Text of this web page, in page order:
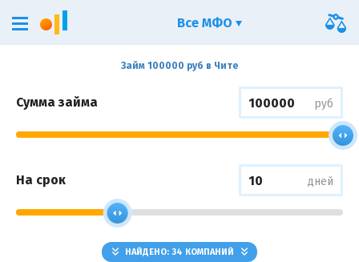
Займ 100000 руб в Чите
Сумма займа руб
На срок дней
НАЙДЕНО: 34 КОМПАНИЙ
Все МФО